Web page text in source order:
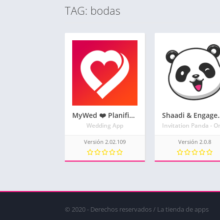
TAG: bodas
MyWed ❤️ Planificador de bodas para las novias
Wedding App
Versión 2.02.109
Shaadi &
Versión 2.0.8
© 2020 - Derechos reservados / La tienda de apps